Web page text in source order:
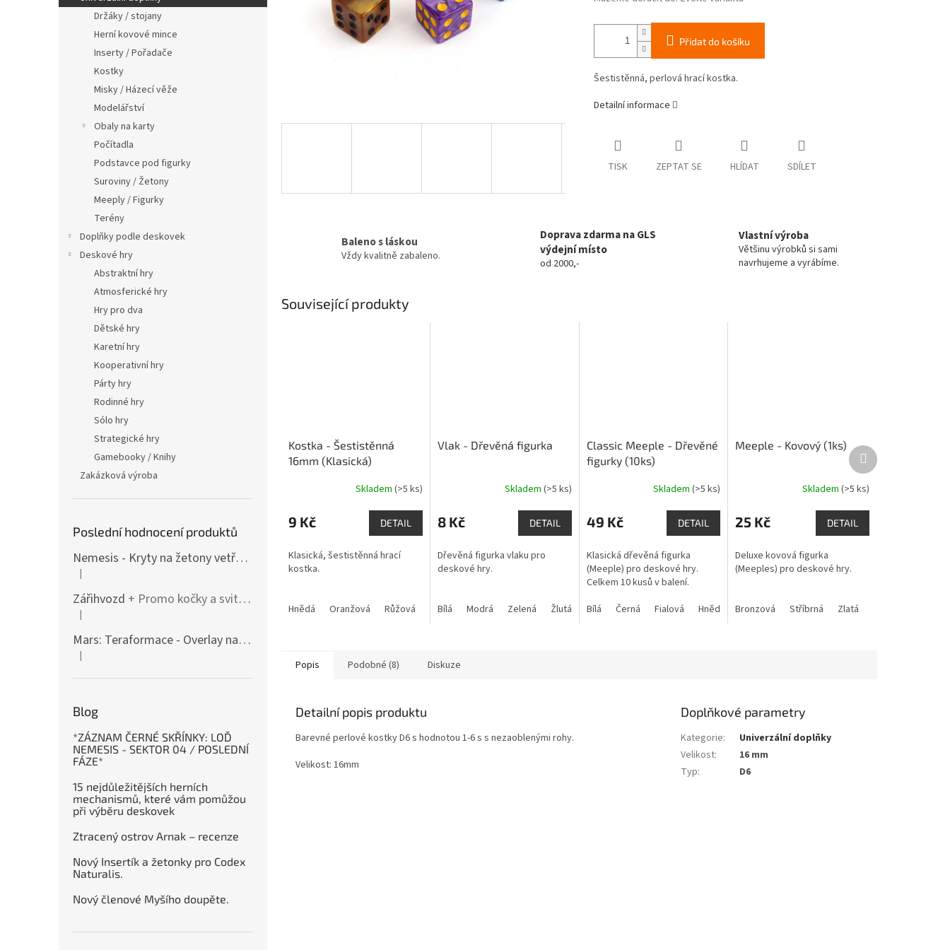
n
Držáky / stojany
Herní kovové mince
Inserty / Pořadače
Kostky
Misky / Házecí věže
Modelářství
Obaly na karty
Počítadla
Podstavce pod figurky
Suroviny / Žetony
Meeply / Figurky
Terény
Doplňky podle deskovek
Deskové hry
Abstraktní hry
Atmosferické hry
Hry pro dva
Dětské hry
Karetní hry
Kooperativní hry
Párty hry
Rodinné hry
Sólo hry
Strategické hry
Gamebooky / Knihy
Zakázková výroba
Poslední hodnocení produktů
Nemesis - Kryty na žetony vetřelců (varianty i pro rozšíření / Lockdown)
Hodnocení produktu je 4 z 5 hvězdiček.
|
Zářihvozd + Promo kočky a svitolam
Hodnocení produktu je 5 z 5 hvězdiček.
|
Mars: Teraformace - Overlay na destičky kolonií
Hodnocení produktu je 5 z 5 hvězdiček.
|
Blog
*ZÁZNAM ČERNÉ SKŘÍNKY: LOĎ
NEMESIS - SEKTOR 04 / POSLEDNÍ
FÁZE*
15 nejdůležitějších herních
mechanismů, které vám pomůžou
při výběru deskovek
Ztracený ostrov Arnak – recenze
Nový Insertík a žetonky pro Codex
Naturalis.
Nový členové Myšího doupěte.
Přidat do košíku
Šestistěnná, perlová hrací kostka.
Detailní informace
TISK ZEPTAT SE HLÍDAT SDÍLET
Baleno s láskou
Vždy kvalitně zabaleno.
Doprava zdarma na GLS
výdejní místo
od 2000,-
Vlastní výroba
Většinu výrobků si sami
navrhujeme a vyrábíme.
Související produkty
Kostka - Šestistěnná
16mm (Klasická)
produktu
je
z
5
Skladem (>5 ks)
9 Kč DETAIL
Klasická, šestistěnná hrací
kostka.
Hnědá Oranžová Růžová Žlutá
Vlak - Dřevěná figurka
produktu
je
z
5
Skladem (>5 ks)
8 Kč DETAIL
Dřevěná figurka vlaku pro
deskové hry.
Bílá Modrá Zelená Žlutá
Classic Meeple - Dřevěné
figurky (10ks)
produktu
je
z
5
hvězdiček.
Skladem(>5 ks)
49 Kč DETAIL
Klasická dřevěná figurka
(Meeple) pro deskové hry.
Celkem 10 kusů v balení.
Bílá
Černá Fialová Hnědá Modrá Oranžová Šedá
Meeple - Kovový (1ks)
produktu
je
z
5
Skladem(>5 ks)
25 Kč DETAIL
Deluxe kovová figurka
(Meeples) pro deskové hry.
Bronzová Stříbrná Zlatá
Další
produkt
Popis Podobné (8) Diskuze
Detailní popis produktu
Barevné perlové kostky D6 s hodnotou 1-6 s s nezaoblenými rohy.
Velikost: 16mm
Doplňkové parametry
Kategorie:
Univerzální doplňky
Velikost:
16 mm
Typ: D6